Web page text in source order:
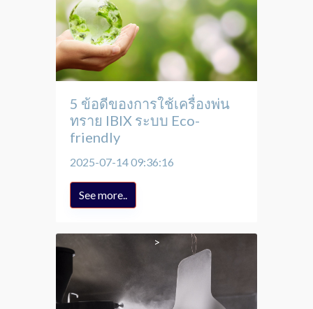
5 ข้อดีของการใช้เครื่องพ่น
ทราย IBIX ระบบ Eco-
friendly
2025-07-14 09:36:16
See more..